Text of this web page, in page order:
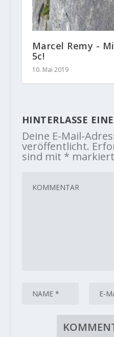
Marcel Remy -
5c!
10. Mai 2019
HINTERLASSE
Deine E-Mail-
veröffentlicht.
sind mit * markiert